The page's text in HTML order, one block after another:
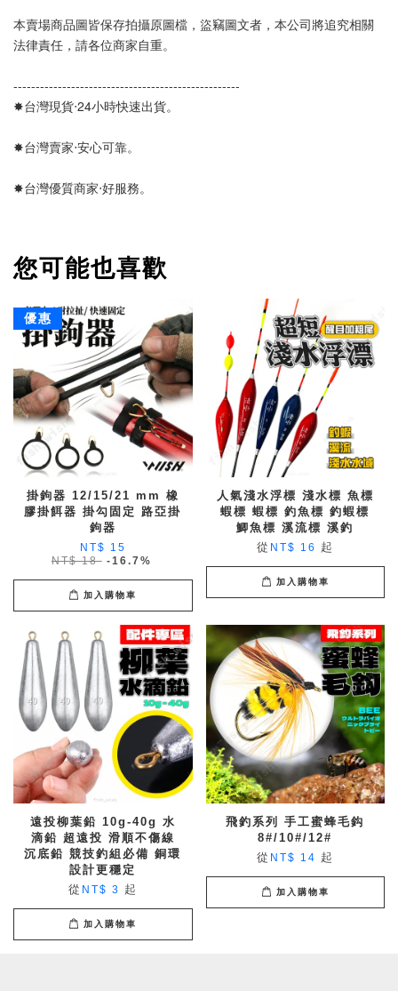
本賣場商品圖皆保存拍攝原圖檔，盜竊圖文者，本公司將追究相關
法律責任，請各位商家自重。
---------------------------------------------------
✸台灣現貨‧24小時快速出貨。
✸台灣賣家‧安心可靠。
✸台灣優質商家‧好服務。
您可能也喜歡
優惠
掛鉤器 12/15/21 mm 橡
膠掛餌器 掛勾固定 路亞掛
鉤器
NT$ 15
NT$ 18 -16.7%
加入購物車
人氣淺水浮標 淺水標 魚標
蝦標 蝦標 釣魚標 釣蝦標
鯽魚標 溪流標 溪釣
從 NT$ 16 起
加入購物車
遠投柳葉鉛 10g-40g 水
滴鉛 超遠投 滑順不傷線
沉底鉛 競技釣組必備 銅環
設計更穩定
從 NT$ 3 起
加入購物車
飛釣系列 手工蜜蜂毛鈎
8#/10#/12#
從 NT$ 14 起
加入購物車